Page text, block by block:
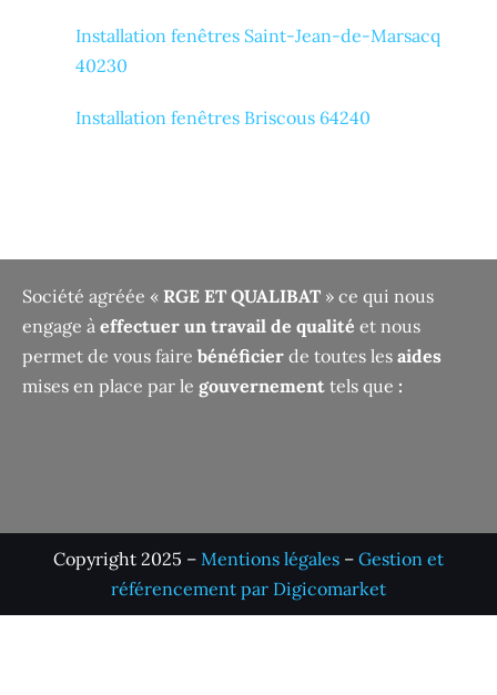
Installation fenêtres Saint-Jean-de-Marsacq
40230
Installation fenêtres Briscous 64240
Société agréée « RGE ET QUALIBAT » ce qui nous
engage à effectuer un travail de qualité et nous
permet de vous faire bénéficier de toutes les aides
mises en place par le gouvernement tels que :
Copyright 2025 – Mentions légales – Gestion et
référencement par Digicomarket